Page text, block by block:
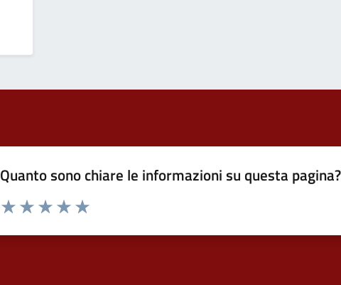
Quanto sono chiare le informazioni su questa pagina?
Valuta da 1 a 5 stelle la pagina